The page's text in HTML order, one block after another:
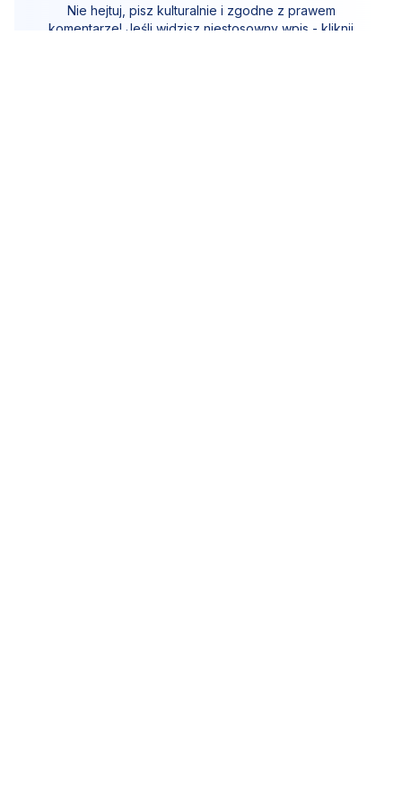
Nie hejtuj, pisz kulturalnie i zgodne z prawem
komentarze! Jeśli widzisz niestosowny wpis - kliknij